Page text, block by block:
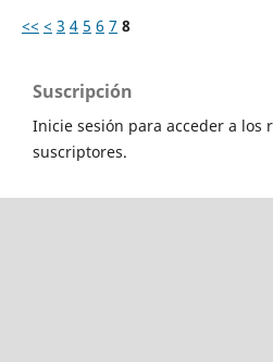
<< < 3 4 5 6 7 8
Suscripción
Inicie sesión para acceder a los
suscriptores.